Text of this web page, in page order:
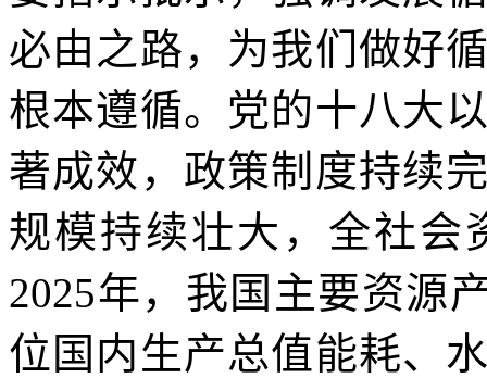
必由之路，为我们做好
根本遵循。党的十八大
著成效，政策制度持续
规模持续壮大，全社会
2025年，我国主要资源
位国内生产总值能耗、